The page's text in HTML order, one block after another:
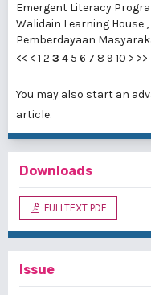
Emergent Literacy
Walidain Learning House ,
Pemberdayaan
<< < 1 2 3 4 5 6 7 8 9 10 > >>
You may also start an
article.
Downloads
FULLTEXT PDF
Issue